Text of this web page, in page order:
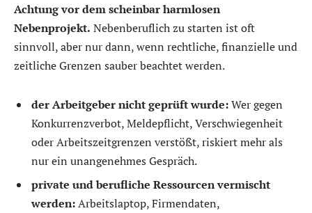
Achtung vor dem scheinbar harmlosen
Nebenprojekt. Nebenberuflich zu starten ist oft
sinnvoll, aber nur dann, wenn rechtliche, finanzielle und
zeitliche Grenzen sauber beachtet werden.
der Arbeitgeber nicht geprüft wurde:Wer gegen
Konkurrenzverbot, Meldepflicht, Verschwiegenheit
oder Arbeitszeitgrenzen verstößt, riskiert mehr als
nur ein unangenehmes Gespräch.
private und berufliche Ressourcen vermischt
werden:Arbeitslaptop, Firmendaten,